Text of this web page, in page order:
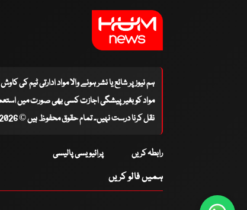
ہم نیوز پر شائع یا نشر ہونے والا مواد ادارتی ٹیم کی
مواد کو بغیر پیشگی اجازت کسی بھی صورت میں
نقل کرنا درست نہیں۔ تمام حقوق محفوظ ہیں © 2026
رابطہ کریں پرائیویسی پالیسی
ہمیں فالو کریں